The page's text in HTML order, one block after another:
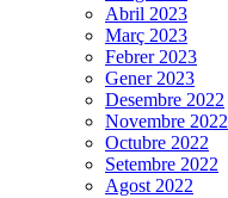
Abril 2023
Març 2023
Febrer 2023
Gener 2023
Desembre 2022
Novembre 2022
Octubre 2022
Setembre 2022
Agost 2022